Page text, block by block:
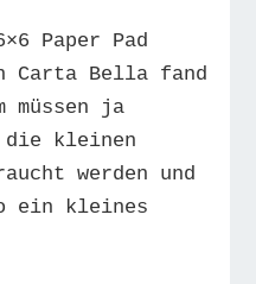
Paper Pad
Carta Bella fand
müssen ja
die kleinen
werden und
ein kleines